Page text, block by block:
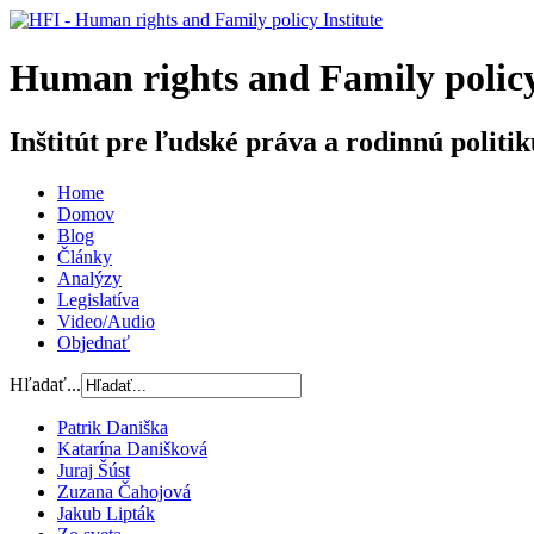
Human rights and Family
Inštitút pre ľudské práva a rodinnú
Home
Domov
Blog
Články
Analýzy
Legislatíva
Video/Audio
Objednať
Hľadať...
Patrik Daniška
Katarína Danišková
Juraj Šúst
Zuzana Čahojová
Jakub Lipták